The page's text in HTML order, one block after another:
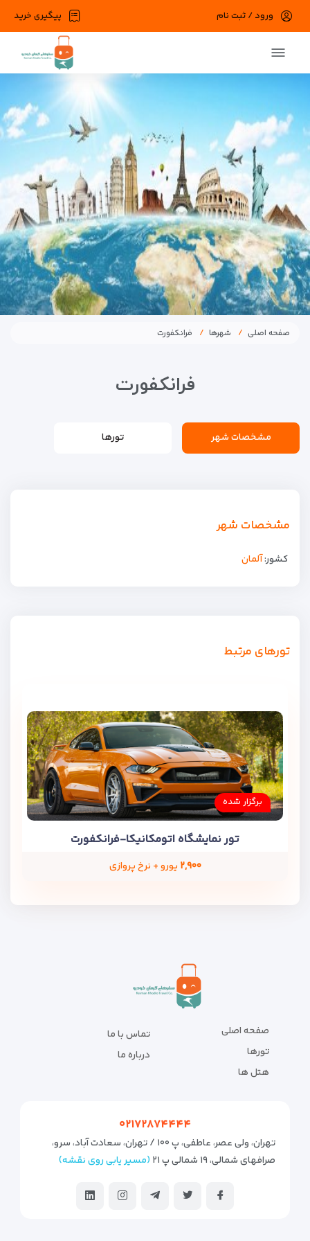
پیگیری خرید ورود / ثبت نام
صفحه اصلی شهرها فرانکفورت
فرانکفورت
مشخصات شهر تورها
مشخصات شهر
کشور:آلمان
تورهای مرتبط
برگزار شده
تور نمایشگاه اتومکانیکا-فرانکفورت
۲,۹۰۰ یورو + نرخ پروازی
صفحه اصلی
تورها
هتل ها
تماس با ما
درباره ما
۰۲۱۷۲۸۷۴۴۴۴
تهران، ولی عصر، عاطفی، پ ۱۰۰ / تهران، سعادت آباد، سرو،
صرافهای شمالی، ۱۹ شمالی پ ۲۱
(مسیر یابی روی نقشه)